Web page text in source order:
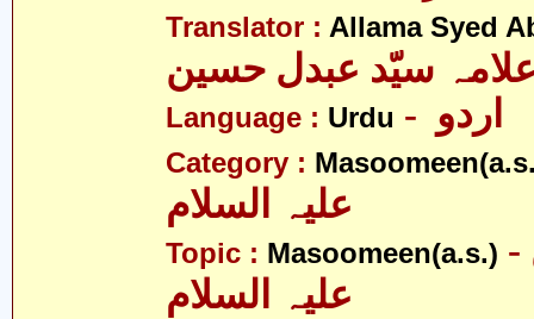
Translator : Allama Syed
سیّد عبدل حسین
Language : Urdu
Category :
Topic : Masoomeen(a.s.) - معصومین
علیہ السلام